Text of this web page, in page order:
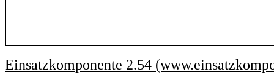
Einsatzkomponente 2.54